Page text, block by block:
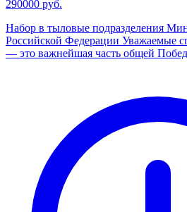
290000 руб.
Набор в тыловые подразделения
Российской Федерации Уважаемые
— это важнейшая часть общей